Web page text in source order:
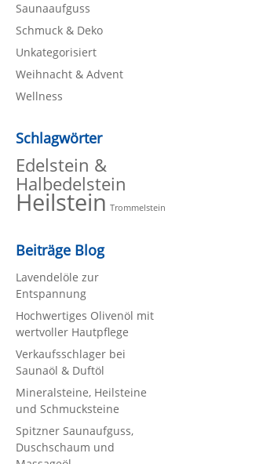
Saunaaufguss
Schmuck & Deko
Unkategorisiert
Weihnacht & Advent
Wellness
Schlagwörter
Edelstein &
Halbedelstein
Heilstein Trommelstein
Beiträge Blog
Lavendelöle zur
Entspannung
Hochwertiges Olivenöl mit
wertvoller Hautpflege
Verkaufsschlager bei
Saunaöl & Duftöl
Mineralsteine, Heilsteine
und Schmucksteine
Spitzner Saunaufguss,
Duschschaum und